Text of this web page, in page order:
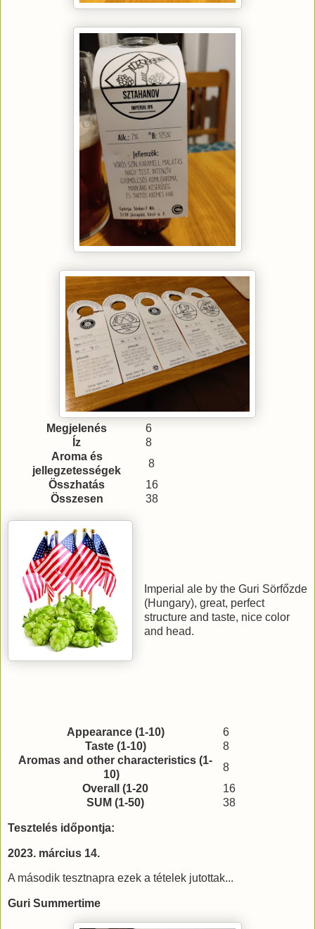
Megjelenés
6
Íz
8
Aroma és
jellegzetességek
8
Összhatás
16
Összesen
38
Imperial ale by the Guri Sörfőzde
(Hungary), great, perfect
structure and taste, nice color
and head.
Appearance (1-10)
6
Taste (1-10)
8
Aromas and other characteristics (1-
10)
8
Overall (1-20
16
SUM (1-50)
38
Tesztelés időpontja:
2023. március 14.
A második tesztnapra ezek a tételek jutottak...
Guri Summertime